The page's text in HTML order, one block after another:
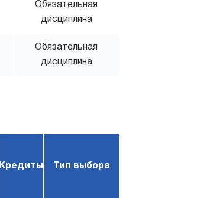
Обязательная
дисциплина
Обязательная
дисциплина
Кредиты Тип выбора